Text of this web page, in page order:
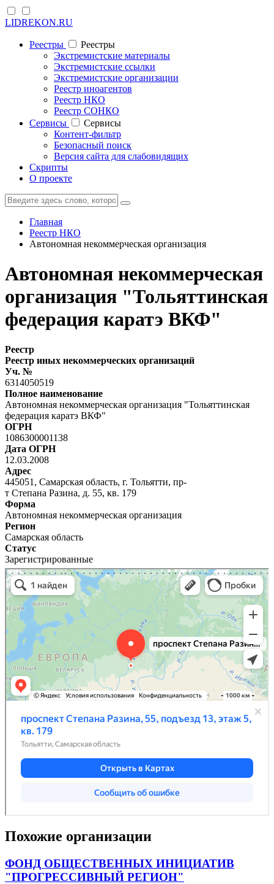
LIDREKON.RU
Реестры
Реестры
Экстремистские материалы
Экстремистские ссылки
Экстремистские организации
Реестр иноагентов
Реестр НКО
Реестр СОНКО
Cервисы
Cервисы
Контент-фильтр
Безопасный поиск
Версия сайта для слабовидящих
Скрипты
О проекте
Главная
Реестр НКО
Автономная некоммерческая организация
Автономная некоммерческая
организация "Тольяттинская
федерация каратэ ВКФ"
Реестр
Реестр иных некоммерческих организаций
Уч. №
6314050519
Полное наименование
Автономная некоммерческая организация "Тольяттинская
федерация каратэ ВКФ"
ОГРН
1086300001138
Дата ОГРН
12.03.2008
Адрес
445051, Самарская область, г. Тольятти, пр-
т Степана Разина, д. 55, кв. 179
Форма
Автономная некоммерческая организация
Регион
Самарская область
Статус
Зарегистрированные
Похожие организации
ФОНД ОБЩЕСТВЕННЫХ ИНИЦИАТИВ
"ПРОГРЕССИВНЫЙ РЕГИОН"